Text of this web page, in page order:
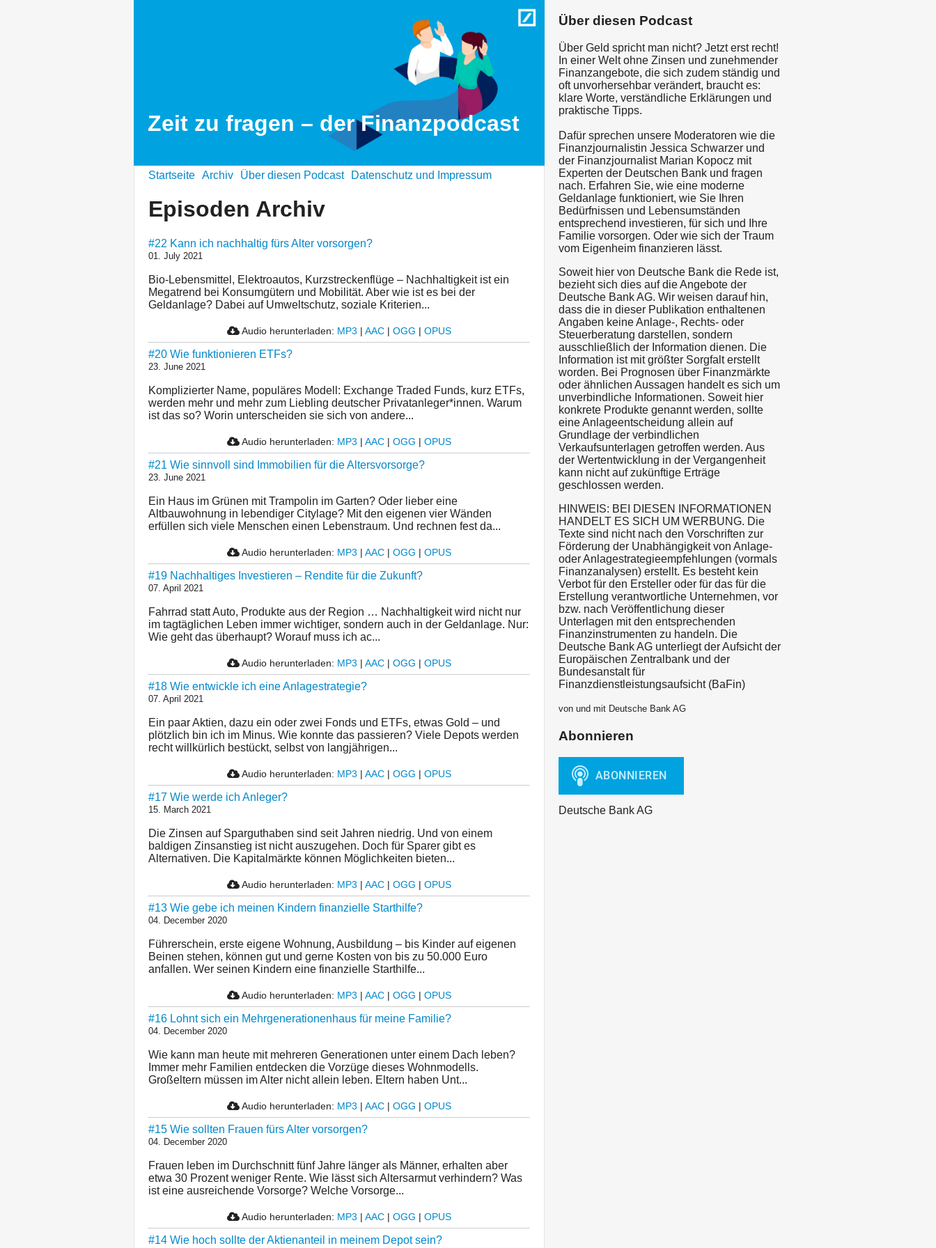
Zeit zu fragen – der Finanzpodcast
Startseite Archiv Über diesen Podcast Datenschutz und Impressum
Episoden Archiv
#22 Kann ich nachhaltig fürs Alter vorsorgen?
01. July 2021
Bio-Lebensmittel, Elektroautos, Kurzstreckenflüge – Nachhaltigkeit ist ein
Megatrend bei Konsumgütern und Mobilität. Aber wie ist es bei der
Geldanlage? Dabei auf Umweltschutz, soziale Kriterien...
Audio herunterladen: MP3 | AAC | OGG | OPUS
#20 Wie funktionieren ETFs?
23. June 2021
Komplizierter Name, populäres Modell: Exchange Traded Funds, kurz ETFs,
werden mehr und mehr zum Liebling deutscher Privatanleger*innen. Warum
ist das so? Worin unterscheiden sie sich von andere...
Audio herunterladen: MP3 | AAC | OGG | OPUS
#21 Wie sinnvoll sind Immobilien für die Altersvorsorge?
23. June 2021
Ein Haus im Grünen mit Trampolin im Garten? Oder lieber eine
Altbauwohnung in lebendiger Citylage? Mit den eigenen vier Wänden
erfüllen sich viele Menschen einen Lebenstraum. Und rechnen fest da...
Audio herunterladen: MP3 | AAC | OGG | OPUS
#19 Nachhaltiges Investieren – Rendite für die Zukunft?
07. April 2021
Fahrrad statt Auto, Produkte aus der Region … Nachhaltigkeit wird nicht nur
im tagtäglichen Leben immer wichtiger, sondern auch in der Geldanlage. Nur:
Wie geht das überhaupt? Worauf muss ich ac...
Audio herunterladen: MP3 | AAC | OGG | OPUS
#18 Wie entwickle ich eine Anlagestrategie?
07. April 2021
Ein paar Aktien, dazu ein oder zwei Fonds und ETFs, etwas Gold – und
plötzlich bin ich im Minus. Wie konnte das passieren? Viele Depots werden
recht willkürlich bestückt, selbst von langjährigen...
Audio herunterladen: MP3 | AAC | OGG | OPUS
#17 Wie werde ich Anleger?
15. March 2021
Die Zinsen auf Sparguthaben sind seit Jahren niedrig. Und von einem
baldigen Zinsanstieg ist nicht auszugehen. Doch für Sparer gibt es
Alternativen. Die Kapitalmärkte können Möglichkeiten bieten...
Audio herunterladen: MP3 | AAC | OGG | OPUS
#13 Wie gebe ich meinen Kindern finanzielle Starthilfe?
04. December 2020
Führerschein, erste eigene Wohnung, Ausbildung – bis Kinder auf eigenen
Beinen stehen, können gut und gerne Kosten von bis zu 50.000 Euro
anfallen. Wer seinen Kindern eine finanzielle Starthilfe...
Audio herunterladen: MP3 | AAC | OGG | OPUS
#16 Lohnt sich ein Mehrgenerationenhaus für meine Familie?
04. December 2020
Wie kann man heute mit mehreren Generationen unter einem Dach leben?
Immer mehr Familien entdecken die Vorzüge dieses Wohnmodells.
Großeltern müssen im Alter nicht allein leben. Eltern haben Unt...
Audio herunterladen: MP3 | AAC | OGG | OPUS
#15 Wie sollten Frauen fürs Alter vorsorgen?
04. December 2020
Frauen leben im Durchschnitt fünf Jahre länger als Männer, erhalten aber
etwa 30 Prozent weniger Rente. Wie lässt sich Altersarmut verhindern? Was
ist eine ausreichende Vorsorge? Welche Vorsorge...
Audio herunterladen: MP3 | AAC | OGG | OPUS
#14 Wie hoch sollte der Aktienanteil in meinem Depot sein?
Über diesen Podcast
Über Geld spricht man nicht? Jetzt erst recht!
In einer Welt ohne Zinsen und zunehmender
Finanzangebote, die sich zudem ständig und
oft unvorhersehbar verändert, braucht es:
klare Worte, verständliche Erklärungen und
praktische Tipps.
Dafür sprechen unsere Moderatoren wie die
Finanzjournalistin Jessica Schwarzer und
der Finanzjournalist Marian Kopocz mit
Experten der Deutschen Bank und fragen
nach. Erfahren Sie, wie eine moderne
Geldanlage funktioniert, wie Sie Ihren
Bedürfnissen und Lebensumständen
entsprechend investieren, für sich und Ihre
Familie vorsorgen. Oder wie sich der Traum
vom Eigenheim finanzieren lässt.
Soweit hier von Deutsche Bank die Rede ist,
bezieht sich dies auf die Angebote der
Deutsche Bank AG. Wir weisen darauf hin,
dass die in dieser Publikation enthaltenen
Angaben keine Anlage-, Rechts- oder
Steuerberatung darstellen, sondern
ausschließlich der Information dienen. Die
Information ist mit größter Sorgfalt erstellt
worden. Bei Prognosen über Finanzmärkte
oder ähnlichen Aussagen handelt es sich um
unverbindliche Informationen. Soweit hier
konkrete Produkte genannt werden, sollte
eine Anlageentscheidung allein auf
Grundlage der verbindlichen
Verkaufsunterlagen getroffen werden. Aus
der Wertentwicklung in der Vergangenheit
kann nicht auf zukünftige Erträge
geschlossen werden.
HINWEIS: BEI DIESEN INFORMATIONEN
HANDELT ES SICH UM WERBUNG. Die
Texte sind nicht nach den Vorschriften zur
Förderung der Unabhängigkeit von Anlage-
oder Anlagestrategieempfehlungen (vormals
Finanzanalysen) erstellt. Es besteht kein
Verbot für den Ersteller oder für das für die
Erstellung verantwortliche Unternehmen, vor
bzw. nach Veröffentlichung dieser
Unterlagen mit den entsprechenden
Finanzinstrumenten zu handeln. Die
Deutsche Bank AG unterliegt der Aufsicht der
Europäischen Zentralbank und der
Bundesanstalt für
Finanzdienstleistungsaufsicht (BaFin)
von und mit Deutsche Bank AG
Abonnieren
Deutsche Bank AG